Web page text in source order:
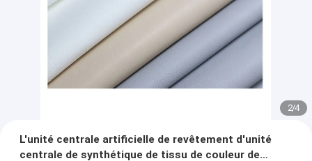
2/4
L'unité centrale artificielle de revêtement d'unité
centrale de synthétique de tissu de couleur de